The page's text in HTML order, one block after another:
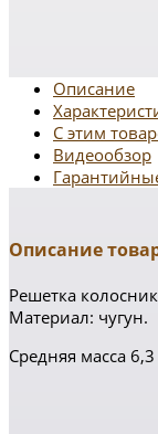
Описание
С этим
Видеообзор
Описание
Решетка
Материал: чугун.
Средняя масса 6,3